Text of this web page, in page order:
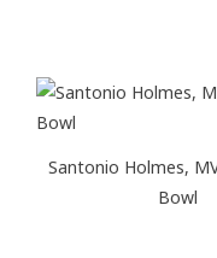
Santonio Holmes,
Bowl